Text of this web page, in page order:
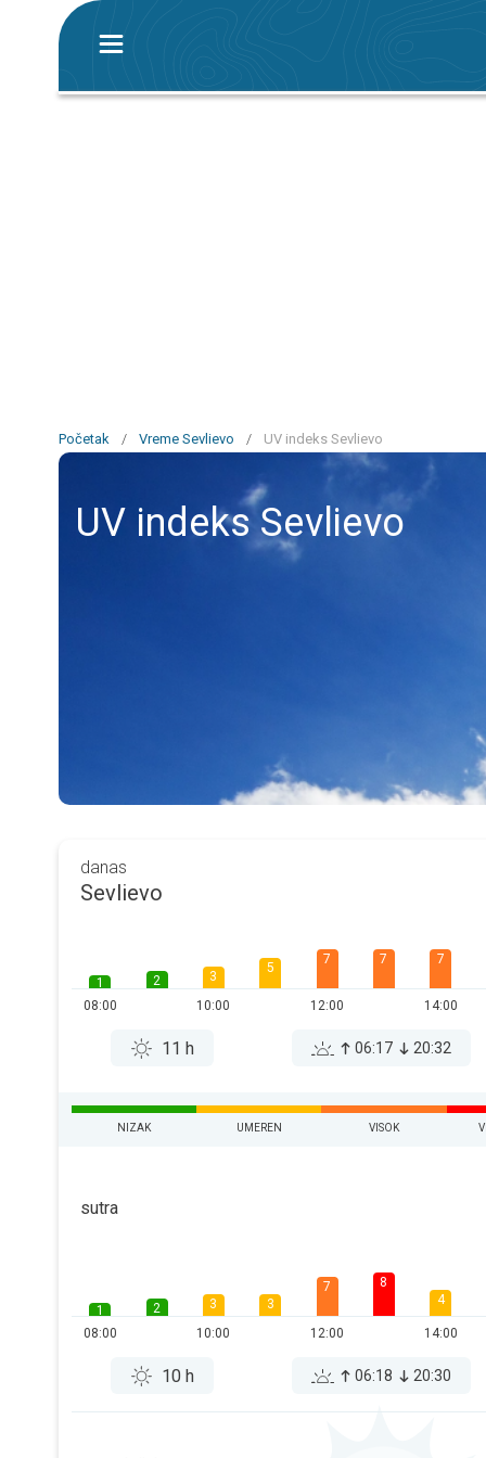
Početak / Vreme Sevlievo / UV indeks Sevlievo
UV indeks Sevlievo
danas
Sevlievo
1
08:00
2
3
10:00
5
7
12:00
7 7
14:00
11 h 06:17 20:32
NIZAK UMEREN VISOK
sutra
1
08:00
2
3
10:00
3
7
12:00
8
4
14:00
10 h 06:18 20:30